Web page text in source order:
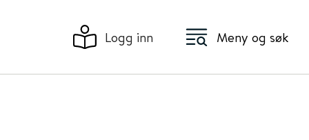
Logg inn Meny og søk